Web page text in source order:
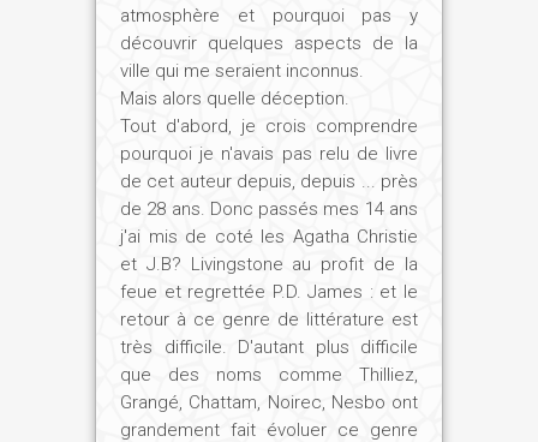
atmosphère et pourquoi pas y
découvrir quelques aspects de la
ville qui me seraient inconnus.
Mais alors quelle déception.
Tout d'abord, je crois comprendre
pourquoi je n'avais pas relu de livre
de cet auteur depuis, depuis ... près
de 28 ans. Donc passés mes 14 ans
j'ai mis de coté les Agatha Christie
et J.B? Livingstone au profit de la
feue et regrettée P.D. James : et le
retour à ce genre de littérature est
très difficile. D'autant plus difficile
que des noms comme Thilliez,
Grangé, Chattam, Noirec, Nesbo ont
grandement fait évoluer ce genre